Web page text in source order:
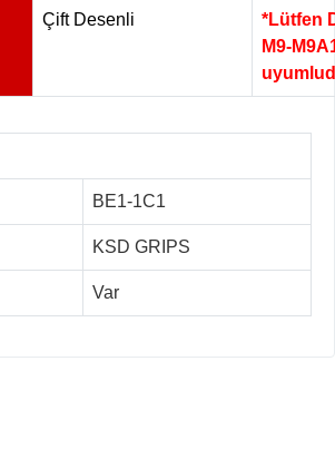
Çift Desenli
*Lütfen
M9-
BE1-1C1
KSD GRIPS
Var